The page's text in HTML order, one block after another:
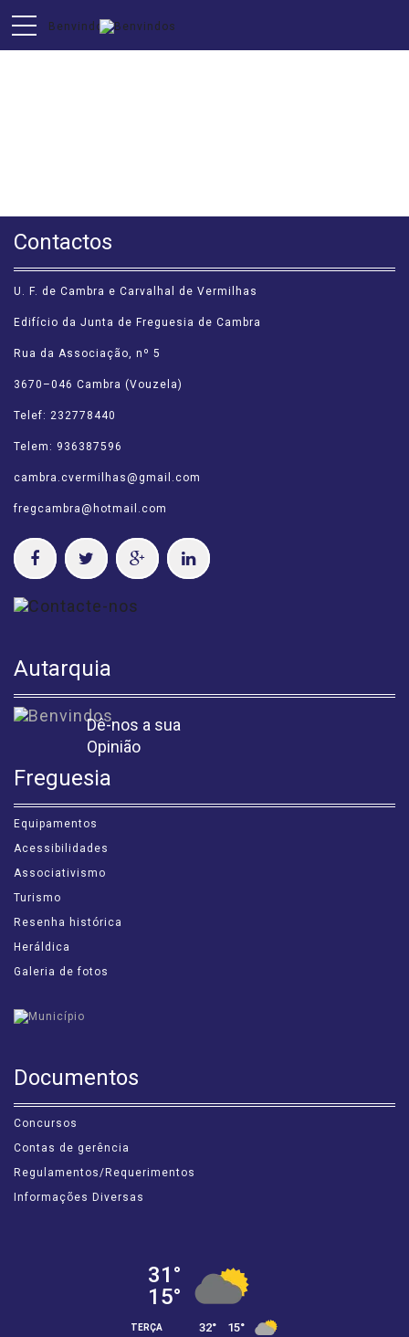
Contactos
U. F. de Cambra e Carvalhal de Vermilhas
Edifício da Junta de Freguesia de Cambra
Rua da Associação, nº 5
3670–046 Cambra (Vouzela)
Telef: 232778440
Telem: 936387596
cambra.cvermilhas@gmail.com
fregcambra@hotmail.com
Autarquia
Dê-nos a sua
Opinião
Freguesia
Equipamentos
Acessibilidades
Associativismo
Turismo
Resenha histórica
Heráldica
Galeria de fotos
Documentos
Concursos
Contas de gerência
Regulamentos/Requerimentos
Informações Diversas